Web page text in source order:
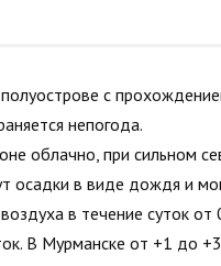
с
непогода.
облачно, при сильном
осадки в виде дождя и
в течение суток от
В Мурманске от +1 до